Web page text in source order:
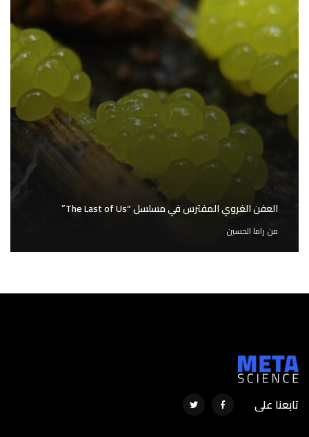
العفن الغروي المفترس في مسلسل “The Last of Us”
من راما الحسين
تابعنا على